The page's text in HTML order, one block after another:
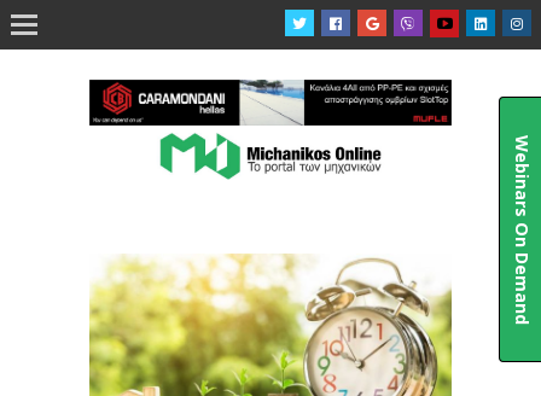

Webinars On Demand